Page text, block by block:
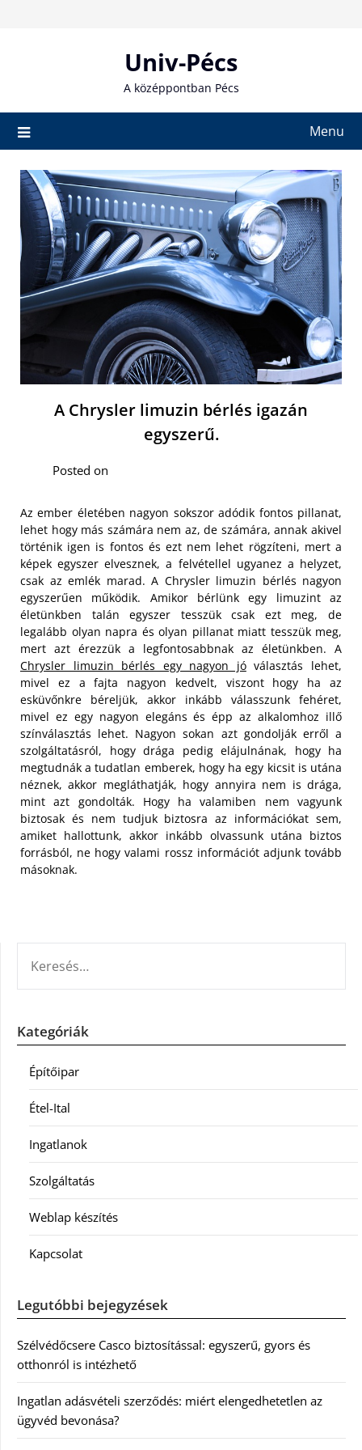
Univ-Pécs
A középpontban Pécs
Menu
A Chrysler limuzin bérlés igazán
egyszerű.
Posted on
Az ember életében nagyon sokszor adódik fontos pillanat,
lehet hogy más számára nem az, de számára, annak akivel
történik igen is fontos és ezt nem lehet rögzíteni, mert a
képek egyszer elvesznek, a felvétellel ugyanez a helyzet,
csak az emlék marad. A Chrysler limuzin bérlés nagyon
egyszerűen működik. Amikor bérlünk egy limuzint az
életünkben talán egyszer tesszük csak ezt meg, de
legalább olyan napra és olyan pillanat miatt tesszük meg,
mert azt érezzük a legfontosabbnak az életünkben. A
Chrysler limuzin bérlés egy nagyon jóválasztás lehet,
mivel ez a fajta nagyon kedvelt, viszont hogy ha az
esküvőnkre béreljük, akkor inkább válasszunk fehéret,
mivel ez egy nagyon elegáns és épp az alkalomhoz illő
színválasztás lehet. Nagyon sokan azt gondolják erről a
szolgáltatásról, hogy drága pedig elájulnának, hogy ha
megtudnák a tudatlan emberek, hogy ha egy kicsit is utána
néznek, akkor megláthatják, hogy annyira nem is drága,
mint azt gondolták. Hogy ha valamiben nem vagyunk
biztosak és nem tudjuk biztosra az információkat sem,
amiket hallottunk, akkor inkább olvassunk utána biztos
forrásból, ne hogy valami rossz információt adjunk tovább
másoknak.
Kategóriák
Építőipar
Étel-Ital
Ingatlanok
Szolgáltatás
Weblap készítés
Kapcsolat
Legutóbbi bejegyzések
Szélvédőcsere Casco biztosítással: egyszerű, gyors és
otthonról is intézhető
Ingatlan adásvételi szerződés: miért elengedhetetlen az
ügyvéd bevonása?